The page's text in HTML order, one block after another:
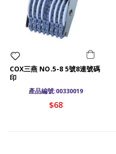
COX三燕 NO.5-8 5號8連號碼
印
產品編號:00330019
$68